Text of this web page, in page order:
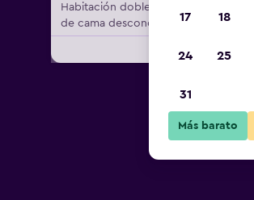
Habitación doble, tipo
de cama desconocido
17 18
24 25
31
Más barato